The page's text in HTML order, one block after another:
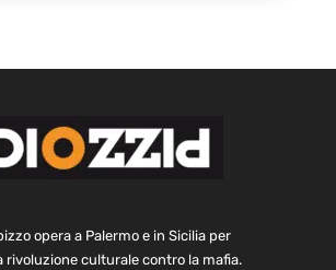
opera a Palermo e in Sicilia per
rivoluzione culturale contro la mafia.